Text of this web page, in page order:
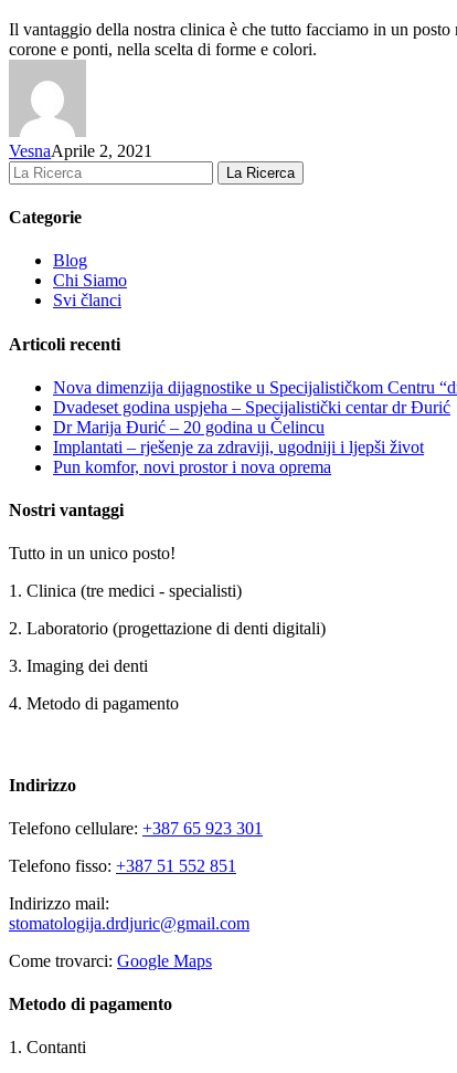
Il vantaggio della nostra clinica è che tutto facciamo in un
corone e ponti, nella scelta di forme e colori.
VesnaAprile 2, 2021
La Ricerca
Categorie
Blog
Chi Siamo
Svi članci
Articoli recenti
Nova dimenzija dijagnostike u Specijalističkom Centru
Dvadeset godina uspjeha – Specijalistički centar dr Đurić
Dr Marija Đurić – 20 godina u Čelincu
Implantati – rješenje za zdraviji, ugodniji i ljepši život
Pun komfor, novi prostor i nova oprema
Nostri vantaggi
Tutto in un unico posto!
1. Clinica (tre medici - specialisti)
2. Laboratorio (progettazione di denti digitali)
3. Imaging dei denti
4. Metodo di pagamento
Indirizzo
Telefono cellulare: +387 65 923 301
Telefono fisso: +387 51 552 851
Indirizzo mail:
stomatologija.drdjuric@gmail.com
Come trovarci: Google Maps
Metodo di pagamento
1. Contanti